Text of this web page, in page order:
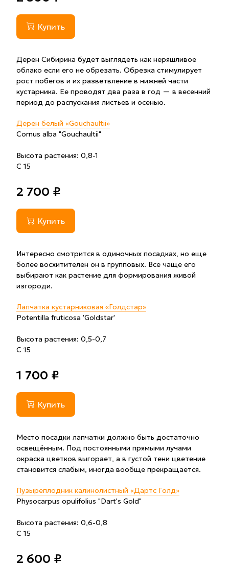
Купить
Дерен Сибирика будет выглядеть как неряшливое
облако если его не обрезать. Обрезка стимулирует
рост побегов и их разветвление в нижней части
кустарника. Ее проводят два раза в год — в весенний
период до распускания листьев и осенью.
Дерен белый «Gouchaultii»
Cornus alba "Gouchaultii"
Высота растения: 0,8-1
С 15
2 700 ₽
Купить
Интересно смотрится в одиночных посадках, но еще
более восхитителен он в групповых. Все чаще его
выбирают как растение для формирования живой
изгороди.
Лапчатка кустарниковая «Голдстар»
Potentilla fruticosa 'Goldstar'
Высота растения: 0,5-0,7
С 15
1 700 ₽
Купить
Место посадки лапчатки должно быть достаточно
освещённым. Под постоянными прямыми лучами
окраска цветков выгорает, а в густой тени цветение
становится слабым, иногда вообще прекращается.
Пузыреплодник калинолистный «Дартс Голд»
Physocarpus opulifolius "Dart's Gold"
Высота растения: 0,6-0,8
С 15
2 600 ₽